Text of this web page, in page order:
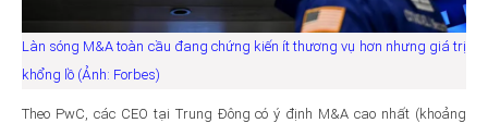
Làn sóng M&A toàn cầu đang chứng kiến ít thương vụ hơn nhưng giá trị
khổng lồ (Ảnh: Forbes)
Theo PwC, các CEO tại Trung Đông có ý định M&A cao nhất (khoảng